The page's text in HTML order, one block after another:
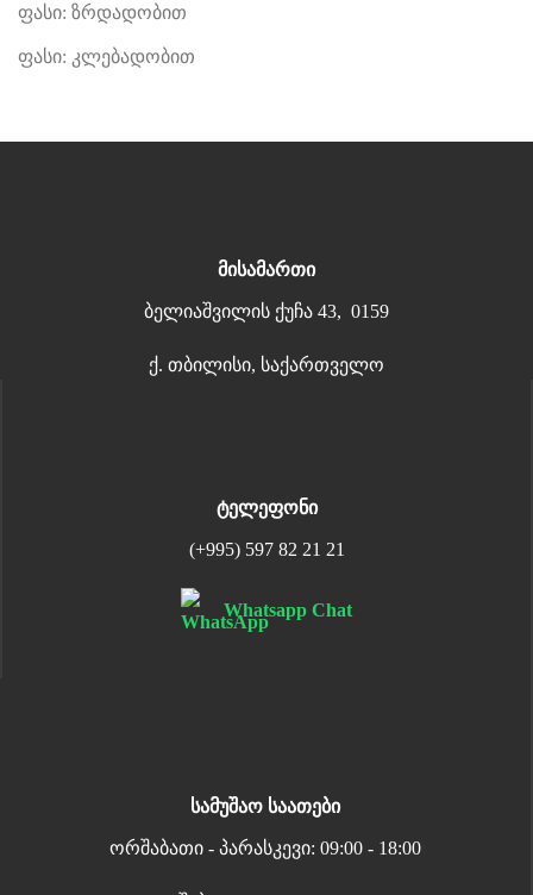
ფასი: ზრდადობით
ფასი: კლებადობით
მისამართი
ბელიაშვილის ქუჩა 43, 0159
ქ. თბილისი, საქართველო
ტელეფონი
(+995) 597 82 21 21
Whatsapp Chat
სამუშაო საათები
ორშაბათი - პარასკევი: 09:00 - 18:00